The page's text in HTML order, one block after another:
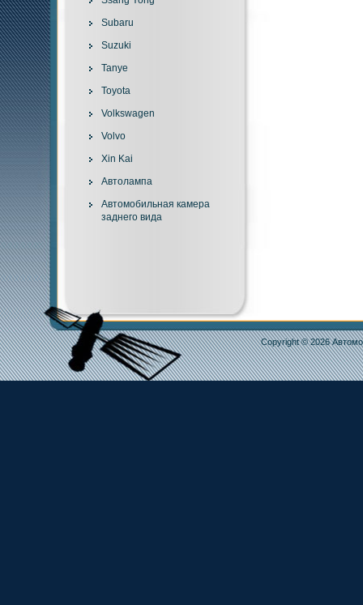
Subaru
Suzuki
Tanye
Toyota
Volkswagen
Volvo
Xin Kai
Автолампа
Автомобильная камера
заднего вида
Copyright © 2026